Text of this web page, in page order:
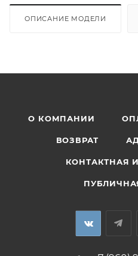
ОПИСАНИЕ МОДЕЛИ
О КОМПАНИИ
ВОЗВРАТ
КОНТАКТНАЯ